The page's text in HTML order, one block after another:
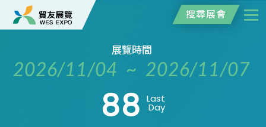
搜尋展會
展覽時間
2026/11/04 ~ 2026/11/07
88 Last
Day